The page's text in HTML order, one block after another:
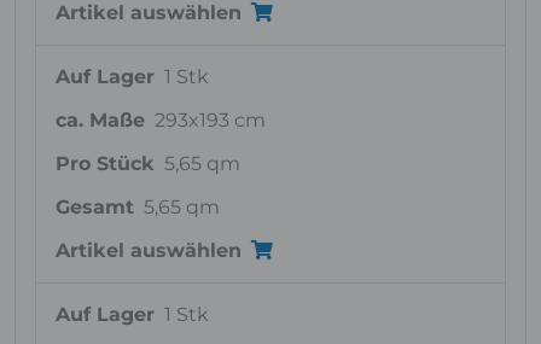
Artikel auswählen
Auf Lager 1 Stk
ca. Maße 293x193 cm
Pro Stück 5,65 qm
Gesamt 5,65 qm
Artikel auswählen
Auf Lager 1 Stk